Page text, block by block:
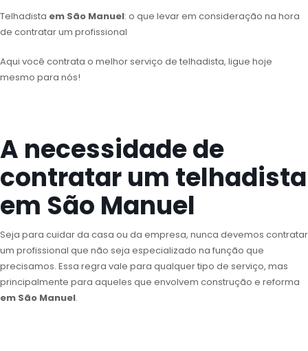
Telhadista em São Manuel: o que levar em consideração na hora
de contratar um profissional
Aqui você contrata o melhor serviço de telhadista, ligue hoje
mesmo para nós!
A necessidade de
contratar um telhadista
em São Manuel
Seja para cuidar da casa ou da empresa, nunca devemos contratar
um profissional que não seja especializado na função que
precisamos. Essa regra vale para qualquer tipo de serviço, mas
principalmente para aqueles que envolvem construção e reforma
em São Manuel.